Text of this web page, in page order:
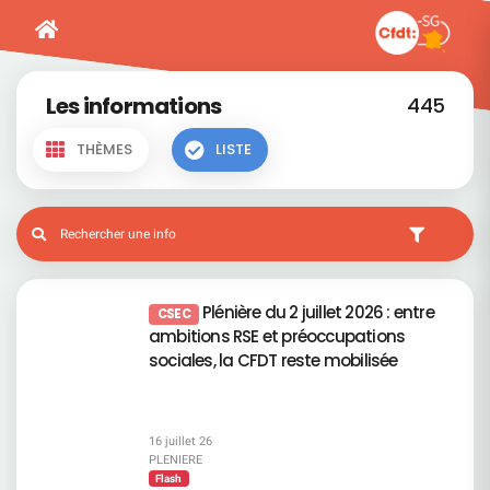
Les informations 445
THÈMES LISTE
CSEC Plénière du 2 juillet 2026 : entre
ambitions RSE et préoccupations
sociales, la CFDT reste mobilisée
16 juillet 26
PLENIERE
Flash